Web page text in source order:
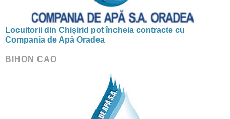
Locuitorii din Chișirid pot încheia contracte cu
Compania de Apă Oradea
BIHON CAO